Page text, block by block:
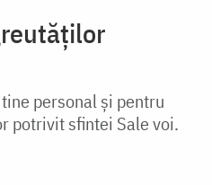
personal și pentru
potrivit sfintei Sale voi.